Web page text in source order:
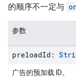
的顺序不一定与
参数
preloadId:
广告的预加载 ID。